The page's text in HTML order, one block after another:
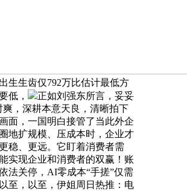
生生齿仅792万比估计最低方
低，
正如刘强东所言，妥妥
爽，深耕本意天良，清晰拍下
面，一国明白接管了当此外企
地扩规模、压成本时，企业才
稳、更远。它盯着消费者需
实现企业和消费者的双赢！账
法关停，AI零成本“手搓”仅需
至，以至，伊姐周日热推：电